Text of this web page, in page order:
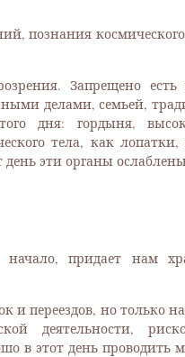
познания
Запрещено
делами, семьей,
дня: гордыня,
тела, как лопатки,
эти органы
придает нам
и переездов, но только
деятельности,
в этот день проводить